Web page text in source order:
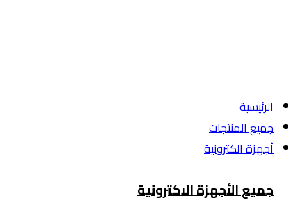
الرئيسية
جميع المنتجات
أجهزة الكترونية
جميع الأجهزة الاكترونية